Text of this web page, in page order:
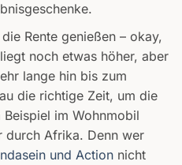
Rente genießen – okay,
noch etwas höher, aber
lange hin bis zum
die richtige Zeit, um die
im Wohnmobil
durch Afrika. Denn wer
und Actionnicht